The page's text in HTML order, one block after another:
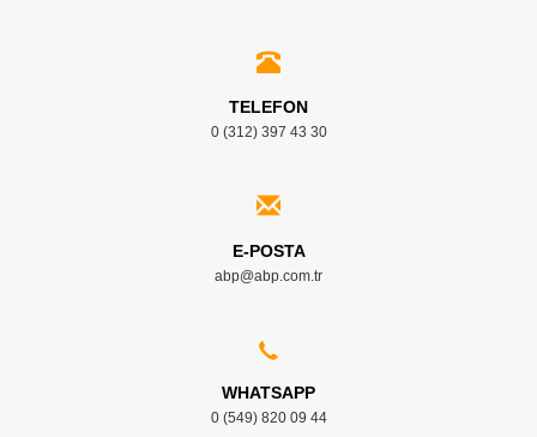
TELEFON
0 (312) 397 43 30
E-POSTA
abp@abp.com.tr
WHATSAPP
0 (549) 820 09 44